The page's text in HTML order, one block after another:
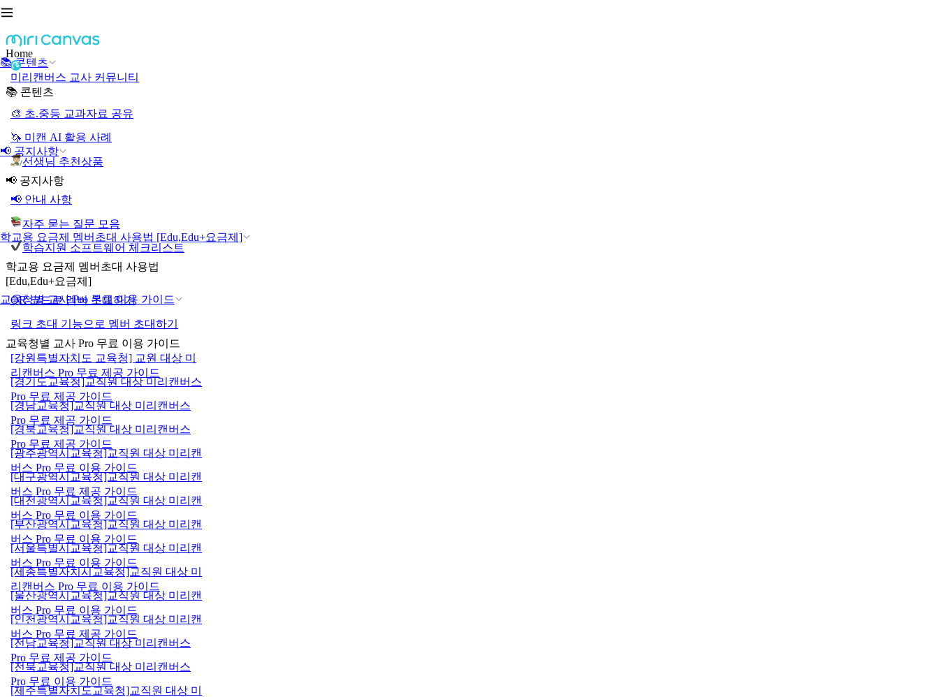
📚 콘텐츠
📢 공지사항
학교용 요금제 멤버초대 사용법 [Edu,Edu+요금제]
교육청별 교사 Pro 무료 이용 가이드
Home
미리캔버스 교사 커뮤니티
📚 콘텐츠
🎨 초.중등 교과자료 공유
🦄 미캔 AI 활용 사례
선생님 추천상품
📢 공지사항
📢 안내 사항
자주 묻는 질문 모음
학습지원 소프트웨어 체크리스트
학교용 요금제 멤버초대 사용법
[Edu,Edu+요금제]
QR 코드로 멤버 초대하기
링크 초대 기능으로 멤버 초대하기
교육청별 교사 Pro 무료 이용 가이드
[강원특별자치도 교육청] 교원 대상 미
리캔버스 Pro 무료 제공 가이드
[경기도교육청]교직원 대상 미리캔버스
Pro 무료 제공 가이드
[경남교육청]교직원 대상 미리캔버스
Pro 무료 제공 가이드
[경북교육청]교직원 대상 미리캔버스
Pro 무료 제공 가이드
[광주광역시교육청]교직원 대상 미리캔
버스 Pro 무료 이용 가이드
[대구광역시교육청]교직원 대상 미리캔
버스 Pro 무료 제공 가이드
[대전광역시교육청]교직원 대상 미리캔
버스 Pro 무료 이용 가이드
[부산광역시교육청]교직원 대상 미리캔
버스 Pro 무료 이용 가이드
[서울특별시교육청]교직원 대상 미리캔
버스 Pro 무료 이용 가이드
[세종특별자치시교육청]교직원 대상 미
리캔버스 Pro 무료 이용 가이드
[울산광역시교육청]교직원 대상 미리캔
버스 Pro 무료 이용 가이드
[인천광역시교육청]교직원 대상 미리캔
버스 Pro 무료 제공 가이드
[전남교육청]교직원 대상 미리캔버스
Pro 무료 제공 가이드
[전북교육청]교직원 대상 미리캔버스
Pro 무료 이용 가이드
[제주특별자치도교육청]교직원 대상 미